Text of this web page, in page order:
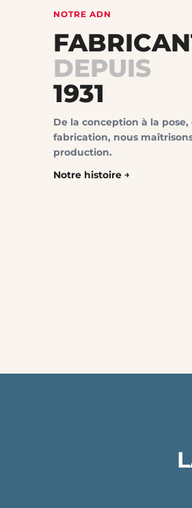
NOTRE ADN
DEPUIS
1931
De la conception à la
fabrication, nous
production.
Notre histoire